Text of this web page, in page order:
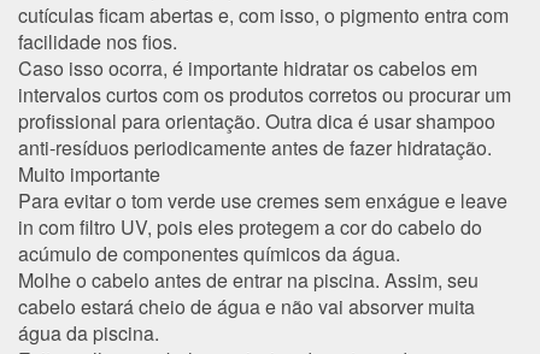
cutículas ficam abertas e, com isso, o pigmento entra com
facilidade nos fios.
Caso isso ocorra, é importante hidratar os cabelos em
intervalos curtos com os produtos corretos ou procurar um
profissional para orientação. Outra dica é usar shampoo
anti-resíduos periodicamente antes de fazer hidratação.
Muito importante
Para evitar o tom verde usecremes sem enxáguee leave
in com filtro UV, pois eles protegem a cor do cabelo do
acúmulo de componentes químicos da água.
Molhe o cabelo antes de entrar na piscina. Assim, seu
cabelo estará cheio de água e não vai absorver muita
água da piscina.